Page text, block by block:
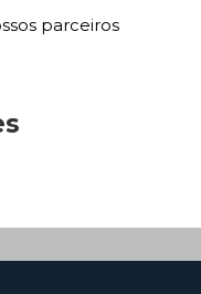
parceiros